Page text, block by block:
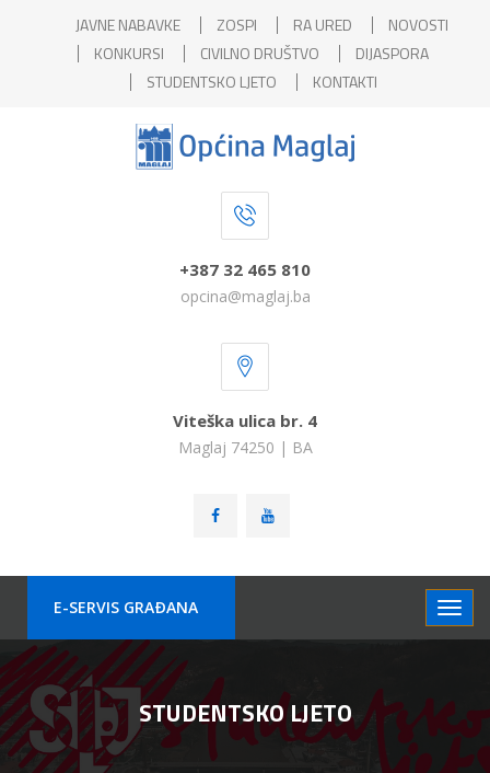
JAVNE NABAVKE ZOSPI RA URED
NOVOSTI
KONKURSI
CIVILNO DRUŠTVO
DIJASPORA
STUDENTSKO LJETO
KONTAKTI
+387 32 465 810
opcina@maglaj.ba
Viteška ulica br. 4
Maglaj 74250 | BA
E-SERVIS GRAÐANA
STUDENTSKO LJETO